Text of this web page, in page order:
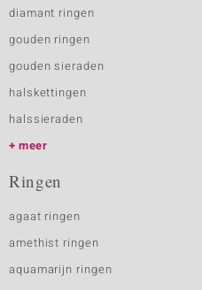
diamant ringen
gouden ringen
gouden sieraden
halskettingen
halssieraden
meer
Ringen
agaat ringen
amethist ringen
aquamarijn ringen